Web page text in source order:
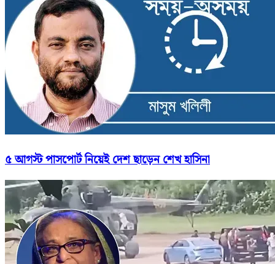
৫ আগস্ট পাসপোর্ট নিয়েই দেশ ছাড়েন শেখ হাসিনা